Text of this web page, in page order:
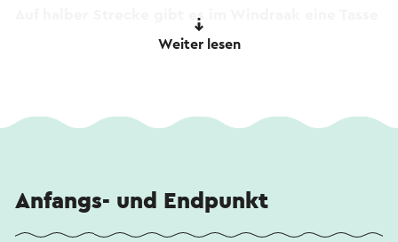
Auf halber Strecke gibt es im Windraak eine Tasse
Eine vollständige Wanderkarte mit vielen Dutzend
www.visitzuidlimburg.nl/webshop
Weiter lesen
Anfangs- und Endpunkt